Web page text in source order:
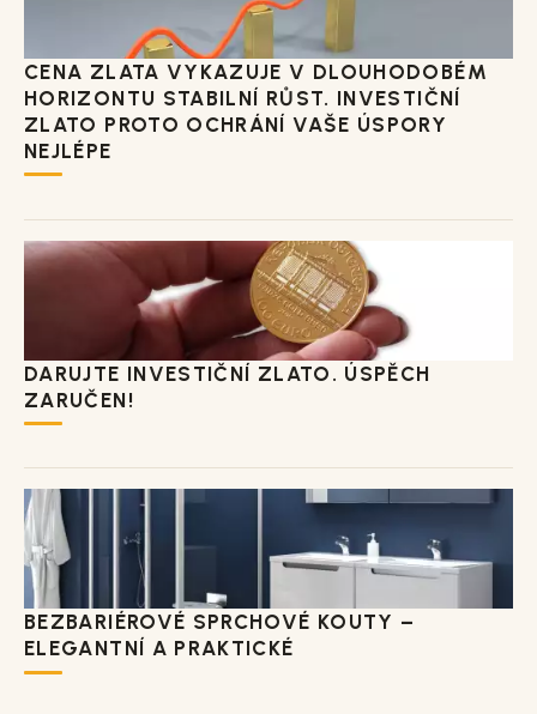
CENA ZLATA VYKAZUJE V DLOUHODOBÉM
HORIZONTU STABILNÍ RŮST. INVESTIČNÍ
ZLATO PROTO OCHRÁNÍ VAŠE ÚSPORY
NEJLÉPE
DARUJTE INVESTIČNÍ ZLATO. ÚSPĚCH
ZARUČEN!
BEZBARIÉROVÉ SPRCHOVÉ KOUTY –
ELEGANTNÍ A PRAKTICKÉ